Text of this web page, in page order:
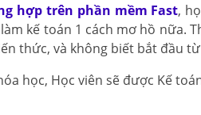
hợp trên phần mềm Fast,
kế toán 1 cách mơ hồ nữa.
thức, và không biết bắt đầu
học, Học viên sẽ được Kế